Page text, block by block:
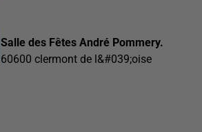
Salle des Fêtes André Pommery.
60600 clermont de l&#039;oise